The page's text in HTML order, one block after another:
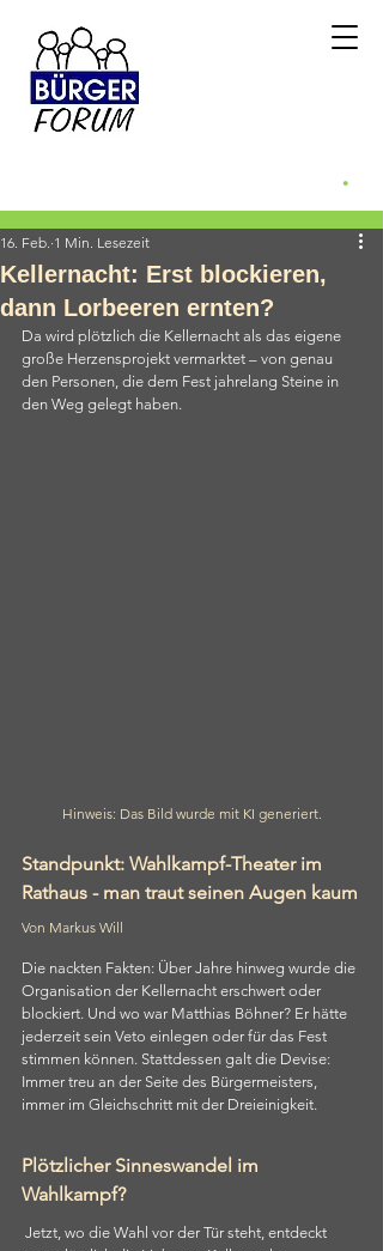
.
Kellernacht: Erst blockieren,
dann Lorbeeren ernten?
16. Feb. 1 Min. Lesezeit
Da wird plötzlich die Kellernacht als das eigene
große Herzensprojekt vermarktet – von genau
den Personen, die dem Fest jahrelang Steine in
den Weg gelegt haben.
Hinweis: Das Bild wurde mit KI generiert.
Standpunkt: Wahlkampf-Theater im
Rathaus - man traut seinen Augen kaum
Von Markus Will
Die nackten Fakten: Über Jahre hinweg wurde die
Organisation der Kellernacht erschwert oder
blockiert. Und wo war Matthias Böhner? Er hätte
jederzeit sein Veto einlegen oder für das Fest
stimmen können. Stattdessen galt die Devise:
Immer treu an der Seite des Bürgermeisters,
immer im Gleichschritt mit der Dreieinigkeit.
Plötzlicher Sinneswandel im
Wahlkampf?